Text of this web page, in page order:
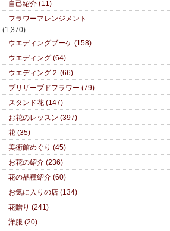
自己紹介 (11)
フラワーアレンジメント
(1,370)
ウエディングブーケ (158)
ウエディング (64)
ウエディング２ (66)
プリザーブドフラワー (79)
スタンド花 (147)
お花のレッスン (397)
花 (35)
美術館めぐり (45)
お花の紹介 (236)
花の品種紹介 (60)
お気に入りの店 (134)
花贈り (241)
洋服 (20)